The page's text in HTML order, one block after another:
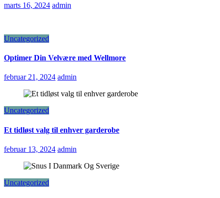
marts 16, 2024 admin
Uncategorized
Optimer Din Velvære med Wellmore
februar 21, 2024 admin
Uncategorized
Et tidløst valg til enhver garderobe
februar 13, 2024 admin
Uncategorized